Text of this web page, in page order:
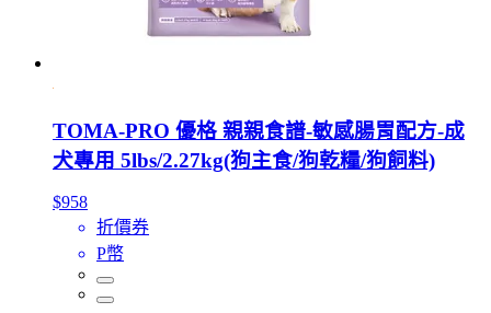
TOMA-PRO 優格 親親食譜-敏感腸胃配方-成
犬專用 5lbs/2.27kg(狗主食/狗乾糧/狗飼料)
$958
折價券
P幣